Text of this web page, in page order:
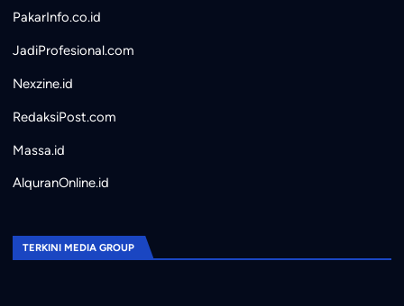
PakarInfo.co.id
JadiProfesional.com
Nexzine.id
RedaksiPost.com
Massa.id
AlquranOnline.id
TERKINI MEDIA GROUP